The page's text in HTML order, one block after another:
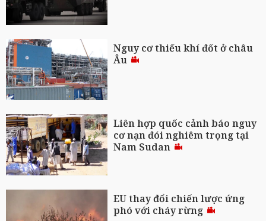
Nguy cơ thiếu khí đốt ở châu
Âu
Liên hợp quốc cảnh báo nguy
cơ nạn đói nghiêm trọng tại
Nam Sudan
EU thay đổi chiến lược ứng
phó với cháy rừng